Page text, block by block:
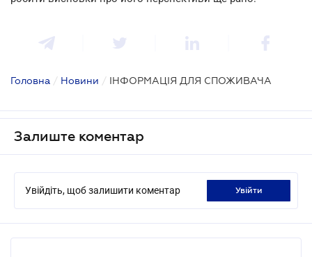
Головна / Новини / ІНФОРМАЦІЯ ДЛЯ СПОЖИВАЧА
Залиште коментар
Увійдіть, щоб залишити коментар увійти